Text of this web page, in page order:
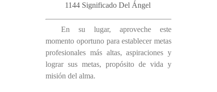
1144 Significado Del Ángel
En su lugar, aproveche este
momento oportuno para establecer metas
profesionales más altas, aspiraciones y
lograr sus metas, propósito de vida y
misión del alma.